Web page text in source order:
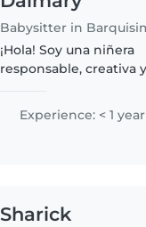
Babysitter in
¡Hola! Soy una niñera
responsable, creativa
bebés, niños en edad
y en edad escolar. Soy
que me da una
Experience: < 1 year
Sharick